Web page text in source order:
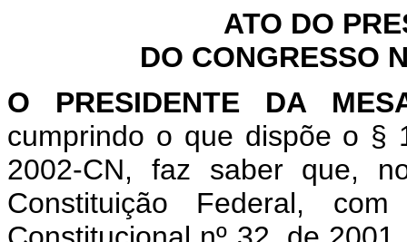
ATO DO
DO CONGRESSO
O PRESIDENTE DA
cumprindo o que dispõe o §
2002-CN, faz saber que,
Constituição Federal,